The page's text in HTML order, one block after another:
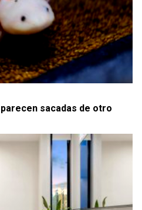
sacadas de otro